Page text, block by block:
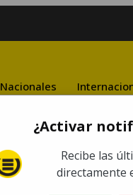
Nacionales
¿Activar
Recibe las
directamente